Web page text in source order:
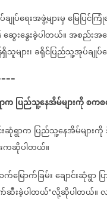
ပ်ရေးအဖွဲ့များမှမြေပြင်က
ဆွေးနွေးခဲ့ပါတယ်။အစည်းအ
များ၊ခရိုင်ပြည်သူ့အုပ်ချုပ်‌
ာကပြည်သူ့နေအိမ်များကိုစက
းဆုံရွာက ပြည်သူ့နေအိမ်များကို
းကဆိုပါတယ်။
မြောက်ခြမ်းချောင်းဆုံရွာပ
ဆီးခဲ့ပါတယ်"လို့ဆိုပါတယ်။